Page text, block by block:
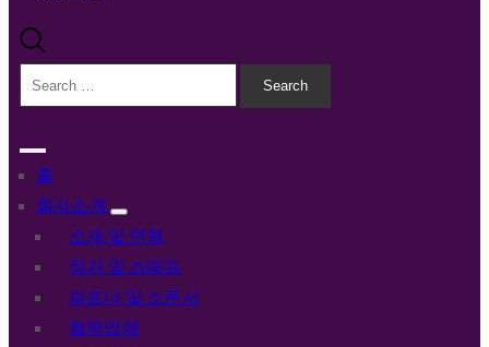
홈
회사소개
소개 및 연혁
작가 및 스태프
파트너 및 스폰서
협력업체